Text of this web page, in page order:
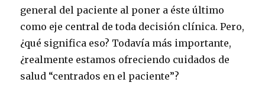
general del paciente al poner a éste último
como eje central de toda decisión clínica. Pero,
¿qué significa eso? Todavía más importante,
¿realmente estamos ofreciendo cuidados de
salud “centrados en el paciente”?